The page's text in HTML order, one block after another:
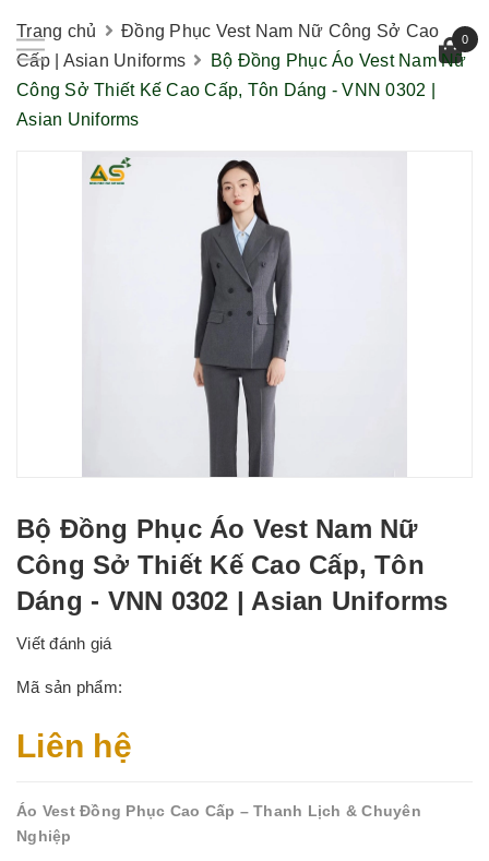
0
Trang chủ
Đồng Phục Vest Nam Nữ Công Sở Cao
Cấp | Asian Uniforms
Bộ Đồng Phục Áo Vest Nam Nữ
Công Sở Thiết Kế Cao Cấp, Tôn Dáng - VNN 0302 |
Asian Uniforms
Bộ Đồng Phục Áo Vest Nam Nữ
Công Sở Thiết Kế Cao Cấp, Tôn
Dáng - VNN 0302 | Asian Uniforms
Viết đánh giá
Mã sản phẩm:
Liên hệ
Áo Vest Đồng Phục Cao Cấp – Thanh Lịch & Chuyên
Nghiệp